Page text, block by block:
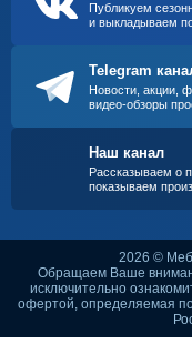
Публикуем
и выкладываем
Telegram
Новости, акции,
видео-обзоры
Наш канал
Рассказываем о
показываем
2026 ©
Обращаем Ваше
исключительно
офертой, определяемая